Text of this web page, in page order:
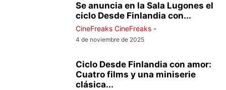
Se anuncia en la Sala Lugones el
ciclo Desde Finlandia con...
CineFreaks CineFreaks -
4 de noviembre de 2025
Ciclo Desde Finlandia con amor:
Cuatro films y una miniserie
clásica...